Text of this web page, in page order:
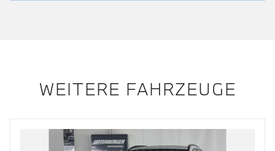
WEITERE FAHRZEUGE